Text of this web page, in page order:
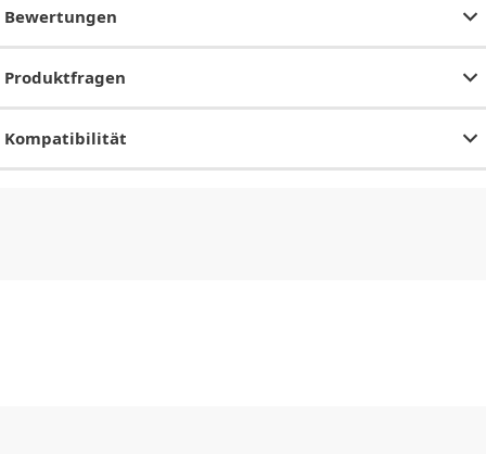
Bewertungen
Produktfragen
Kompatibilität